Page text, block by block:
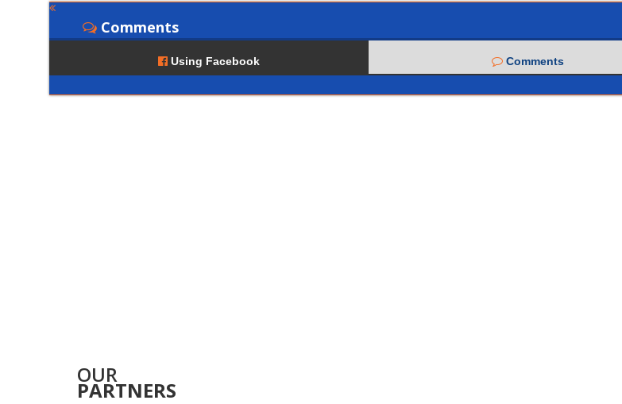
Comments
Using Facebook Comments
OUR
PARTNERS